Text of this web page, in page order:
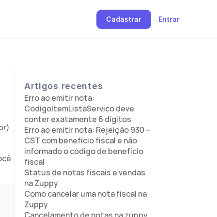
Artigos recentes
Erro ao emitir nota:
CodigoItemListaServico deve
conter exatamente 6 dígitos
Erro ao emitir nota: Rejeição 930 –
CST com benefício fiscal e não
informado o código de benefício
fiscal
Status de notas fiscais e vendas
na Zuppy
Como cancelar uma nota fiscal na
Zuppy
Cadastrar Entrar